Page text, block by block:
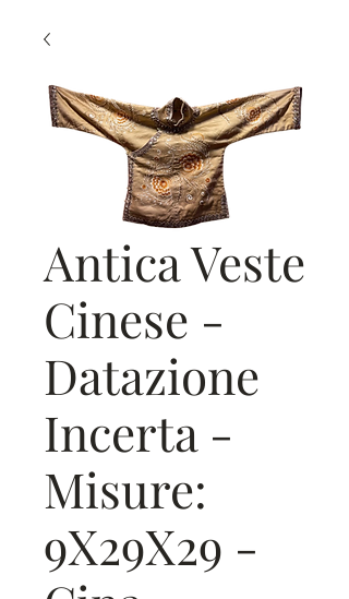
Antica Veste
Cinese -
Datazione
Incerta -
Misure:
9X29X29 -